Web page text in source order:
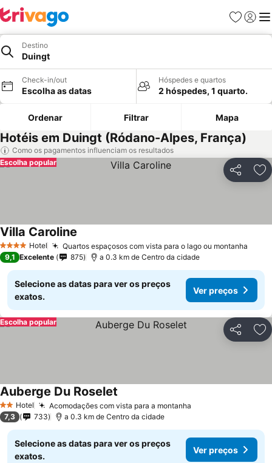
Favoritos
Iniciar
Destino
Duingt
Check-in/out
Escolha as datas
Hóspedes e quartos
2 hóspedes, 1 quarto.
Ordenar Filtrar Mapa
Hotéis em Duingt (Ródano-Alpes, França)
Como os pagamentos influenciam os resultados
Partilhar
Escolha popular
4 EstrelasHotel Quartos espaçosos com vista para o lago ou montanha
Villa Caroline
9,1 Excelente 875 a 0.3 km de Centro da cidade
Selecione as datas para ver os preços
exatos.
Ver preços
Partilhar
Escolha popular
2 Estrelas
Hotel Acomodações com vista para a montanha
Auberge Du Roselet
7,3 733 a 0.3 km de Centro da cidade
Selecione as datas para ver os preços
exatos.
Ver preços